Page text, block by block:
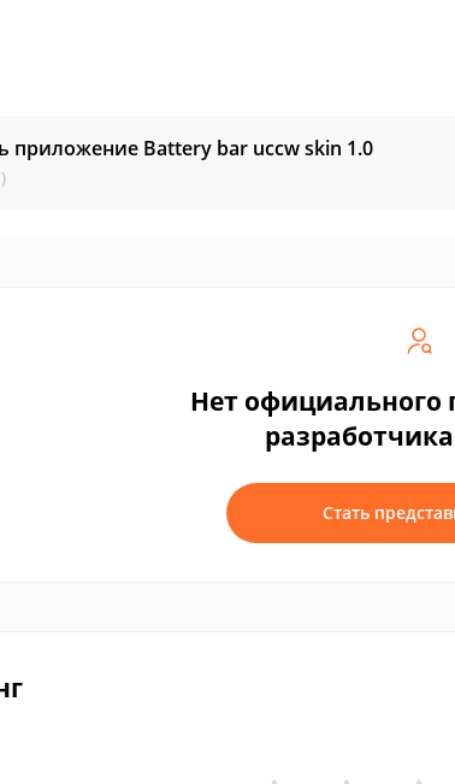
приложение Battery bar uccw skin 1.0
Нет официального
Стать